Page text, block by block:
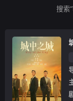
搜索